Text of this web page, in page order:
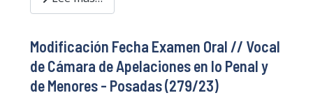
Modificación Fecha Examen Oral // Vocal
de Cámara de Apelaciones en lo Penal y
de Menores - Posadas (279/23)